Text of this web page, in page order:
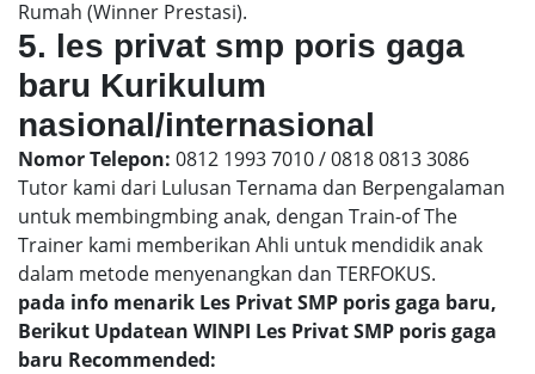
Rumah (Winner Prestasi).
5. les privat smp poris gaga
baru Kurikulum
nasional/internasional
Nomor Telepon: 0812 1993 7010 / 0818 0813 3086
Tutor kami dari Lulusan Ternama dan Berpengalaman
untuk membingmbing anak, dengan Train-of The
Trainer kami memberikan Ahli untuk mendidik anak
dalam metode menyenangkan dan TERFOKUS.
pada info menarik Les Privat SMP poris gaga baru,
Berikut Updatean WINPI Les Privat SMP poris gaga
baru Recommended: